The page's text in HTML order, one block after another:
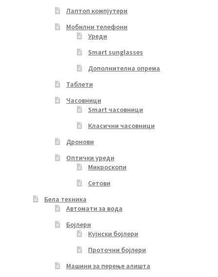
Лаптоп компјутери
Мобилни телефони
Уреди
Smart sunglasses
Дополнителна опрема
Таблети
Часовници
Smart часовници
Класични часовници
Дронови
Оптички уреди
Микроскопи
Сетови
Бела техника
Автомати за вода
Бојлери
Кујнски бојлери
Проточни бојлери
Машини за перење алишта